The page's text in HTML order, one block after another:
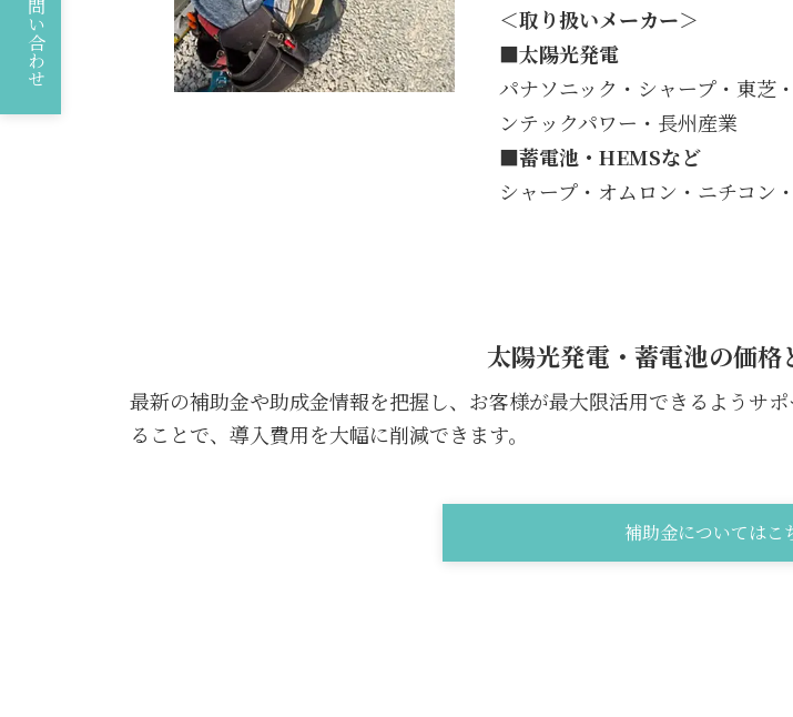
＜取り扱いメーカー＞
■太陽光発電
パナソニック・シャープ・東芝
ンテックパワー・長州産業
■蓄電池・HEMSなど
シャープ・オムロン・ニチコン
太陽光発電・蓄電池の価
最新の補助金や助成金情報を把握し、お客様が最大限活用できるようサ
ることで、導入費用を大幅に削減できます。
補助金についてはこ